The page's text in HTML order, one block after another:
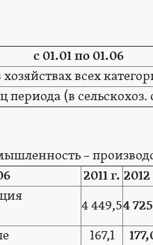
с 01.01 по 01.06
всех
периода (в
–
2011 г.
4 449,54
167,1